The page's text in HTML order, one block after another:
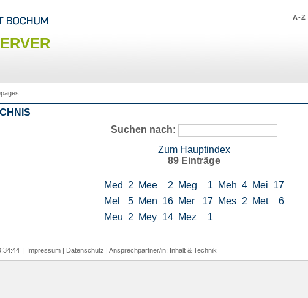
A-Z
Suchen nach:
Zum Hauptindex
89 Einträge
Med 2 Mee 2 Meg 1 Meh 4 Mei 17
Mel
5 Men 16 Mer 17 Mes 2 Met
6
Meu 2 Mey 14 Mez 1
| Impressum| Datenschutz | Ansprechpartner/in: Inhalt& Technik